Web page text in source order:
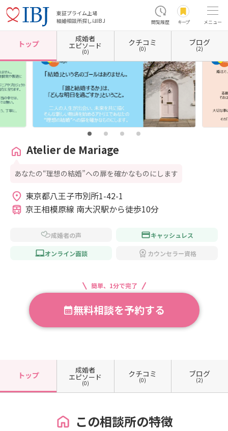
東証プライム上場
結婚相談所探しはIBJ
閲覧履歴 キープ メニュー
ホーム 東京都の結婚相談所 東京都八王子市 Atelier de Mariage
トップ
成婚者
エピソード
(0)
クチコミ
(0)
ブログ
(2)
Atelier de Mariage
あなたの“理想の結婚”への扉を確かなものにします
京王相模原線 南大沢駅から徒歩10分
成婚者の声 キャッシュレス
オンライン面談 カウンセラー資格
簡単、1分で完了
無料相談を予約する
トップ
成婚者
エピソード
(0)
クチコミ
(0)
ブログ
(2)
この相談所の特徴